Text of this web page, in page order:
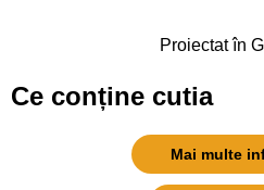
Proiectat în
Ce conține cutia
Mai multe